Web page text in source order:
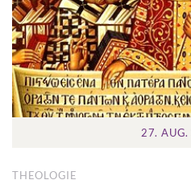
27. AUG.
THEOLOGIE